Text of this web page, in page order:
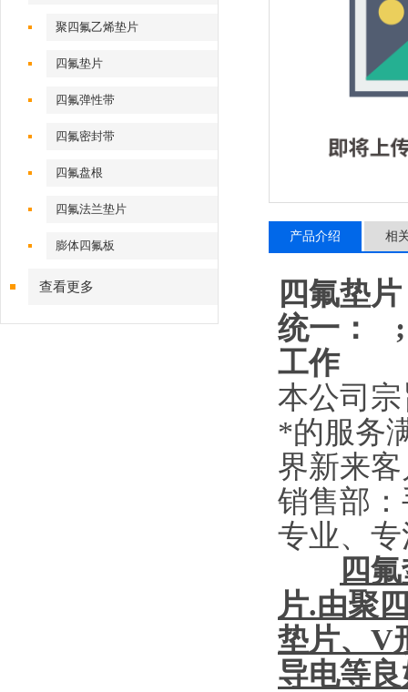
聚四氟乙烯垫片
四氟垫片
四氟弹性带
四氟密封带
四氟盘根
四氟法兰垫片
膨体四氟板
查看更多
产品介绍 相
四氟垫
统一： ;
工作
本公司
*的服务
界新来
销售部
专业、
四
片.由聚
垫片、V
导电等